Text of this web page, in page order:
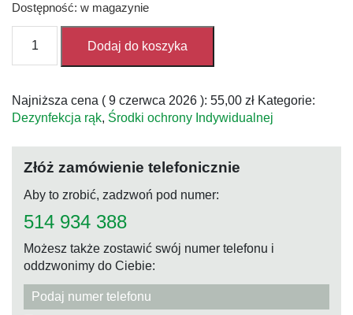
Dostępność: w magazynie
do
rąk
Kersia
Gel
Dodaj do koszyka
Najniższa cena ( 9 czerwca 2026 ): 55,00 zł Kategorie:
Dezynfekcja rąk, Środki ochrony Indywidualnej
Złóż zamówienie telefonicznie
Aby to zrobić, zadzwoń pod numer:
514 934 388
Możesz także zostawić swój numer telefonu i
oddzwonimy do Ciebie: